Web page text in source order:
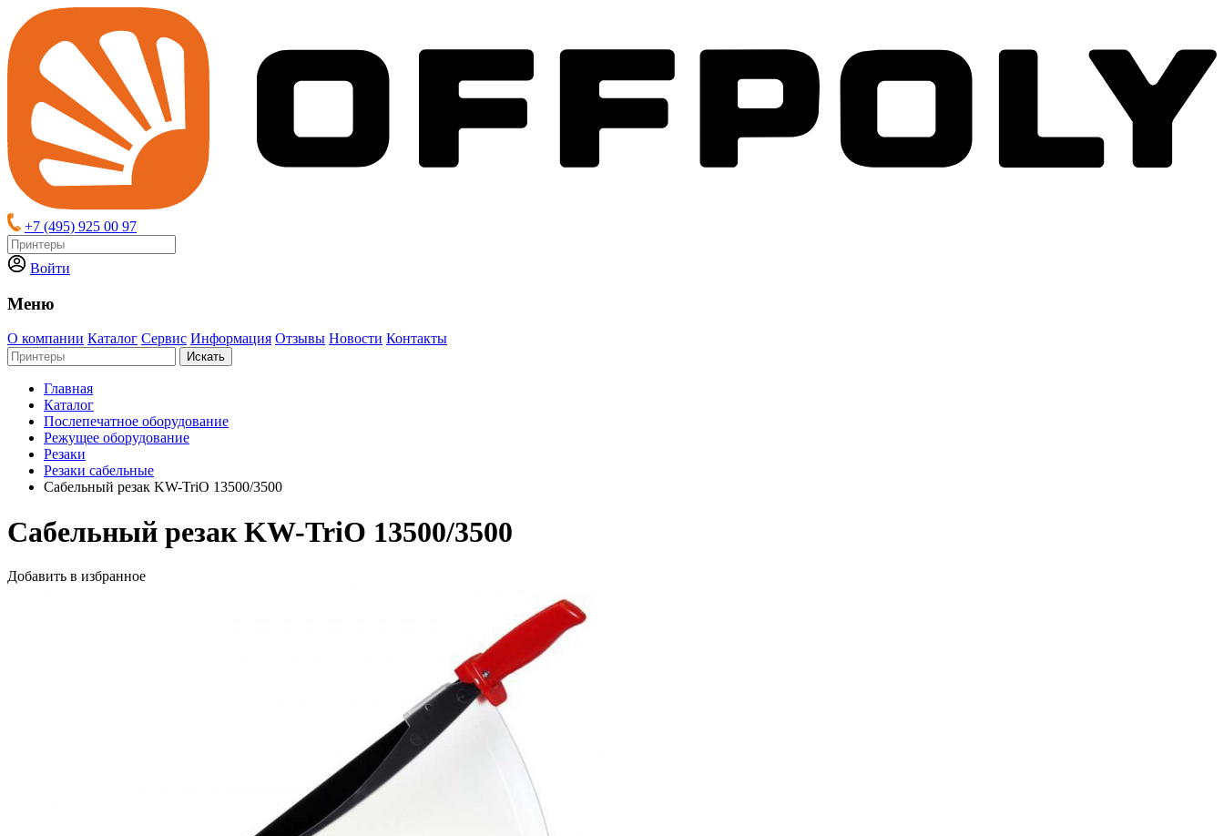
+7 (495) 925 00 97
Войти
Меню
О компании Каталог Сервис Информация Отзывы Новости Контакты
Искать
Главная
Каталог
Послепечатное оборудование
Режущее оборудование
Резаки
Резаки сабельные
Сабельный резак KW-TriO 13500/3500
Сабельный резак KW-TriO 13500/3500
Добавить в избранное